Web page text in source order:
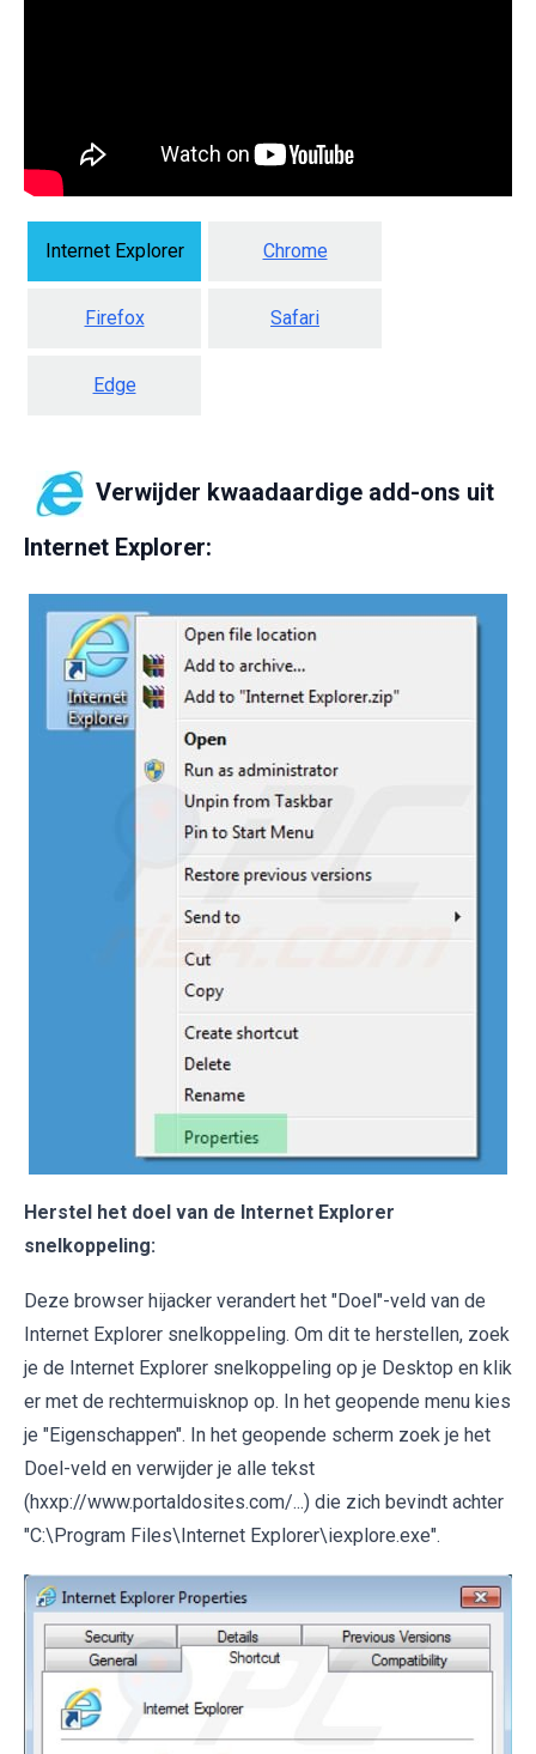
Internet Explorer Chrome
Firefox Safari
Edge
Verwijder kwaadaardige add-ons uit
Internet Explorer:
Herstel het doel van de Internet Explorer
snelkoppeling:
Deze browser hijacker verandert het "Doel"-veld van de
Internet Explorer snelkoppeling. Om dit te herstellen, zoek
je de Internet Explorer snelkoppeling op je Desktop en klik
er met de rechtermuisknop op. In het geopende menu kies
je "Eigenschappen". In het geopende scherm zoek je het
Doel-veld en verwijder je alle tekst
(hxxp://www.portaldosites.com/...) die zich bevindt achter
"C:\Program Files\Internet Explorer\iexplore.exe".